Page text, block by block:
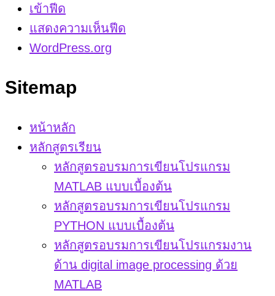
เข้าฟีด
แสดงความเห็นฟีด
WordPress.org
Sitemap
หน้าหลัก
หลักสูตรเรียน
หลักสูตรอบรมการเขียนโปรแกรม
MATLAB แบบเบื้องต้น
หลักสูตรอบรมการเขียนโปรแกรม
PYTHON แบบเบื้องต้น
หลักสูตรอบรมการเขียนโปรแกรมงาน
ด้าน digital image processing ด้วย
MATLAB